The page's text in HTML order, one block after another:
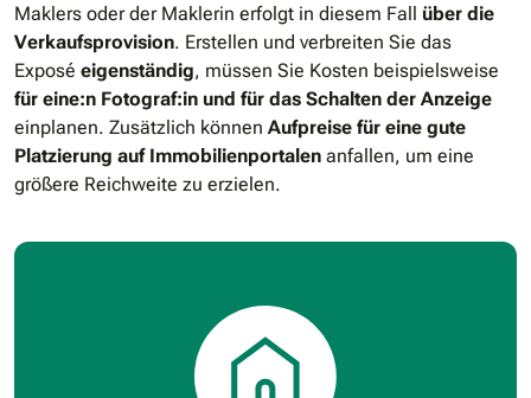
Maklers oder der Maklerin erfolgt in diesem Fall über die
Verkaufsprovision. Erstellen und verbreiten Sie das
Exposé eigenständig, müssen Sie Kosten beispielsweise
für eine:n Fotograf:in und für das Schalten der Anzeige
einplanen. Zusätzlich können Aufpreise für eine gute
Platzierung auf Immobilienportalen anfallen, um eine
größere Reichweite zu erzielen.